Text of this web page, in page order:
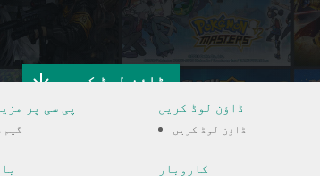
ڈاؤن لوڈ کریں
پی سی پر
گیم
ڈاؤن لوڈ کریں
ڈاؤن لوڈ کریں
کاروبار